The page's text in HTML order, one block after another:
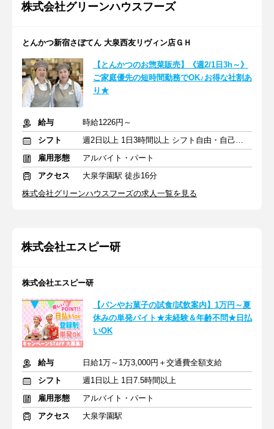
株式会社グリーンハウスフーズ
とんかつ新宿さぼてん 大泉西友リヴィン店ＧＨ
【とんかつのお惣菜販売】《週2/1日3h～》
ご家庭優先の短時間勤務でOK♪お得な社割あ
り★
給与
時給1226円～
シフト
週2日以上 1日3時間以上 シフト自由・自己申告
雇用形態
アルバイト・パート
アクセス
大泉学園駅 徒歩16分
株式会社グリーンハウスフーズの求人一覧を見る
株式会社エスピー研
株式会社エスピー研
【パンやお菓子の試食/試飲案内】1万円～夏
休みの単発バイト★未経験＆年齢不問★日払
いOK
給与
日給1万～1万3,000円＋交通費全額支給
シフト
週1日以上 1日7.5時間以上
雇用形態
アルバイト・パート
アクセス
大泉学園駅